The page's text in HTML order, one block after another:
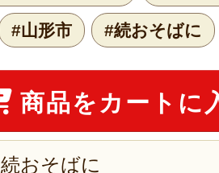
#山形市 #続おそばに
商品をカートに
続おそばに